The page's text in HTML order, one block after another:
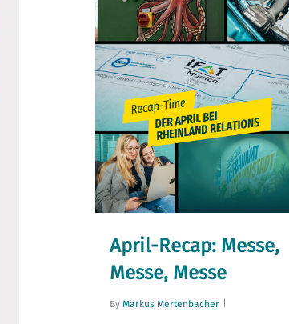
April-Recap: Messe,
Messe, Messe
By Markus Mertenbacher